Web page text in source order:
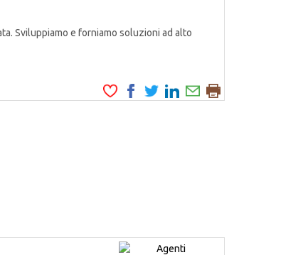
Sviluppiamo e forniamo soluzioni ad alto